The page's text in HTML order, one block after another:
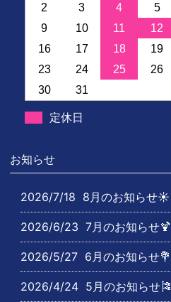
2
3 4 5
9
10 11 12
16
17 18 19
23
24 25 26
30
31
定休日
お知らせ
2026/7/18 8月のお知らせ☀️
2026/6/23 7月のお知らせ🍹
2026/5/27 6月のお知らせ💐
2026/4/24 5月のお知らせ🎏